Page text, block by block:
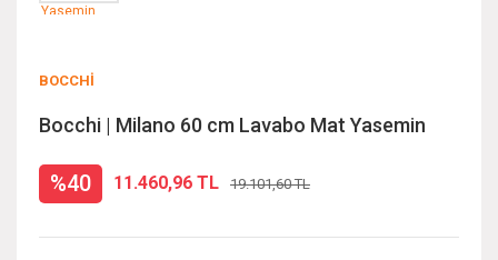
BOCCHI
Bocchi | Milano 60 cm Lavabo Mat Yasemin
%40 11.460,96 TL 19.101,60 TL